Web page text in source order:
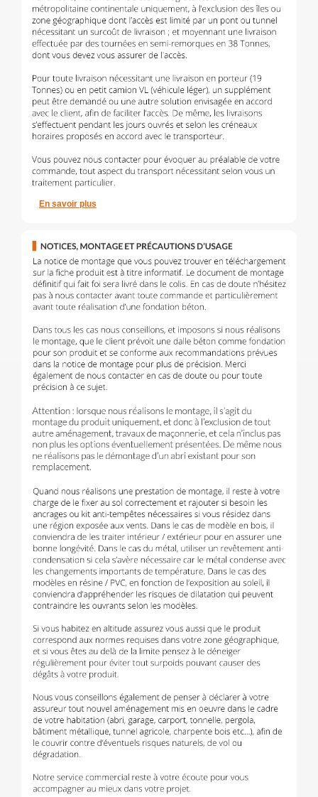
En savoir plus